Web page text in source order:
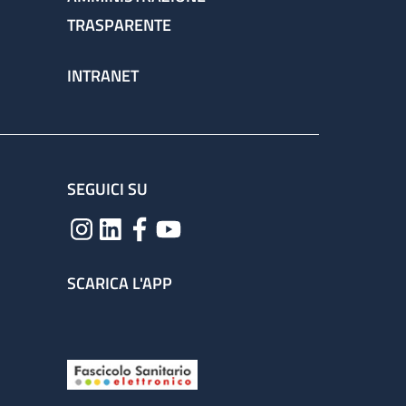
TRASPARENTE
INTRANET
SEGUICI SU
SCARICA L'APP